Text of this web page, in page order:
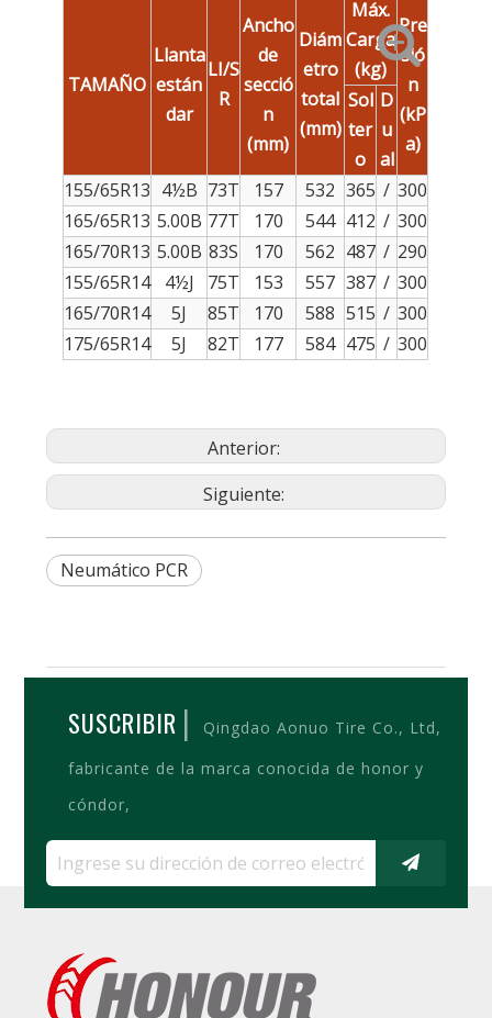
TAMAÑO
Llanta
están
dar
LI/S
R
Ancho
de
secció
n
(mm)
Diám
etro
total
(mm)
Máx.
Carga
(kg)
Pre
sió
n
(kP
a)
Sol
ter
o
D
u
al
155/65R13 4½B 73T 157 532 365 / 300
165/65R13 5.00B 77T 170 544 412 / 300
165/70R13 5.00B 83S 170 562 487 / 290
155/65R14
4½J 75T 153 557 387 / 300
165/70R14
5J 85T 170 588 515 / 300
175/65R14
5J 82T 177 584 475 / 300
Anterior:
Siguiente:
Neumático PCR
SUSCRIBIR |
Qingdao Aonuo Tire Co., Ltd,
fabricante de la marca conocida de honor y
cóndor,